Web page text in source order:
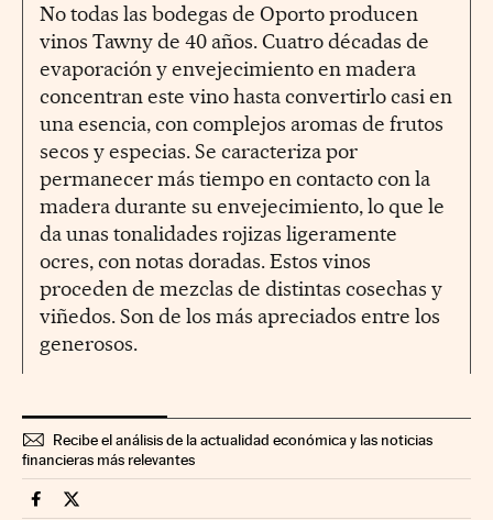
No todas las bodegas de Oporto producen
vinos Tawny de 40 años. Cuatro décadas de
evaporación y envejecimiento en madera
concentran este vino hasta convertirlo casi en
una esencia, con complejos aromas de frutos
secos y especias. Se caracteriza por
permanecer más tiempo en contacto con la
madera durante su envejecimiento, lo que le
da unas tonalidades rojizas ligeramente
ocres, con notas doradas. Estos vinos
proceden de mezclas de distintas cosechas y
viñedos. Son de los más apreciados entre los
generosos.
Recibe el análisis de la actualidad económica y las noticias
financieras más relevantes
Fortunas Cinco Días en Facebook
Fortunas Cinco Días en Twitter